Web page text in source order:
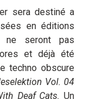
sera destiné a
en éditions
ne seront pas
et déjà été
techno obscure
Vol. 04
Deaf Cats. Un